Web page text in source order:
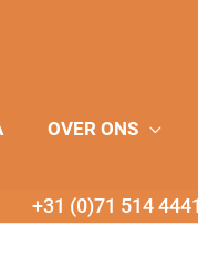
OVER ONS
+31 (0)71 514 4441